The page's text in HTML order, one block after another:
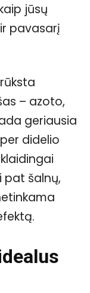
jūsų
pavasarį
– azoto,
geriausia
didelio
pat šalnų,